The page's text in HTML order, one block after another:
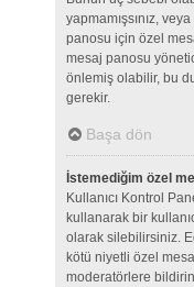
yapmamışsınız,
panosu için özel
mesaj panosu
önlemiş olabilir, bu
gerekir.
Başa dön
İstemediğim özel
Kullanıcı Kontrol
kullanarak bir
olarak silebilirsiniz.
kötü niyetli özel
moderatörlere